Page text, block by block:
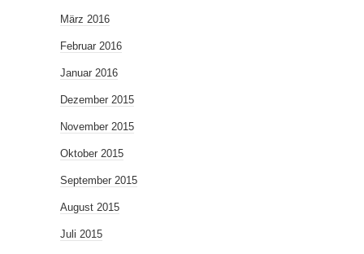
März 2016
Februar 2016
Januar 2016
Dezember 2015
November 2015
Oktober 2015
September 2015
August 2015
Juli 2015